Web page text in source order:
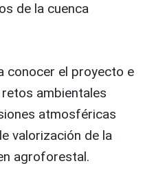
de la cuenca
conocer el proyecto e
ambientales
atmosféricas
valorización de la
agroforestal.